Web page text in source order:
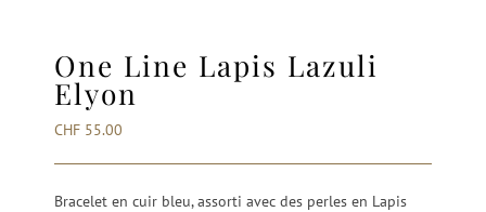
One Line Lapis Lazuli
Elyon
CHF 55.00
Bracelet en cuir bleu, assorti avec des perles en Lapis